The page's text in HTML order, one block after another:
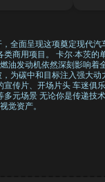
全面呈现这项奠定现代
商用项目。 卡尔·本茨
油发动机依然深刻影响
为碳中和目标注入强大
传片、开场片头 车迷俱
元场景 无论你是传递技
觉资产。